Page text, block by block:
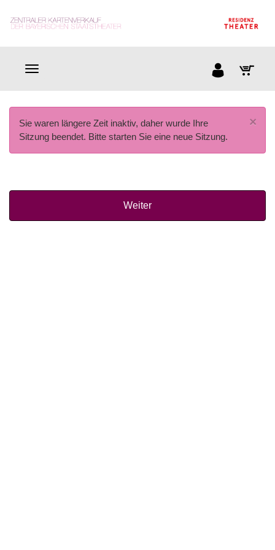
×
Sie waren längere Zeit inaktiv, daher wurde Ihre
Sitzung beendet. Bitte starten Sie eine neue Sitzung.
Weiter